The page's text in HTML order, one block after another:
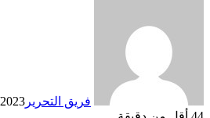
فريق التحرير